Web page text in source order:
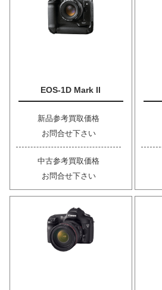
EOS-1D Mark II
新品参考買取価格
お問合せ下さい
中古参考買取価格
お問合せ下さい